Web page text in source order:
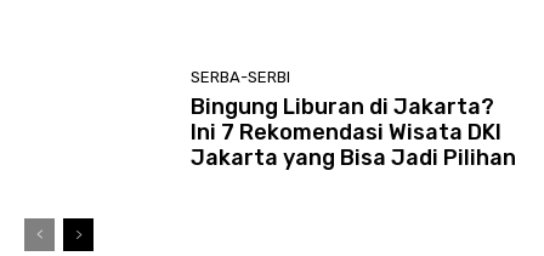
SERBA-SERBI
Bingung Liburan di Jakarta?
Ini 7 Rekomendasi Wisata DKI
Jakarta yang Bisa Jadi Pilihan